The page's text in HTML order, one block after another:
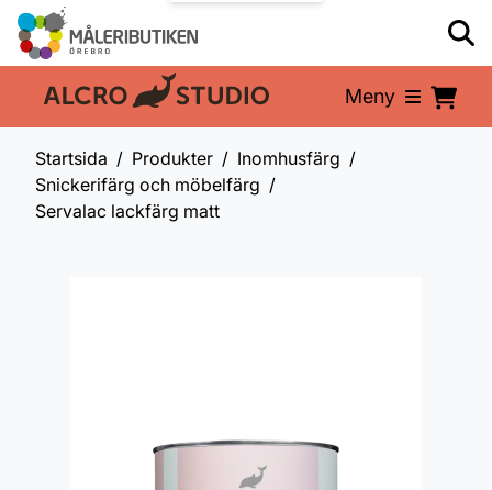
En del av: Meny
Startsida Produkter
Inomhusfärg
Snickerifärg och möbelfärg
Servalac lackfärg matt